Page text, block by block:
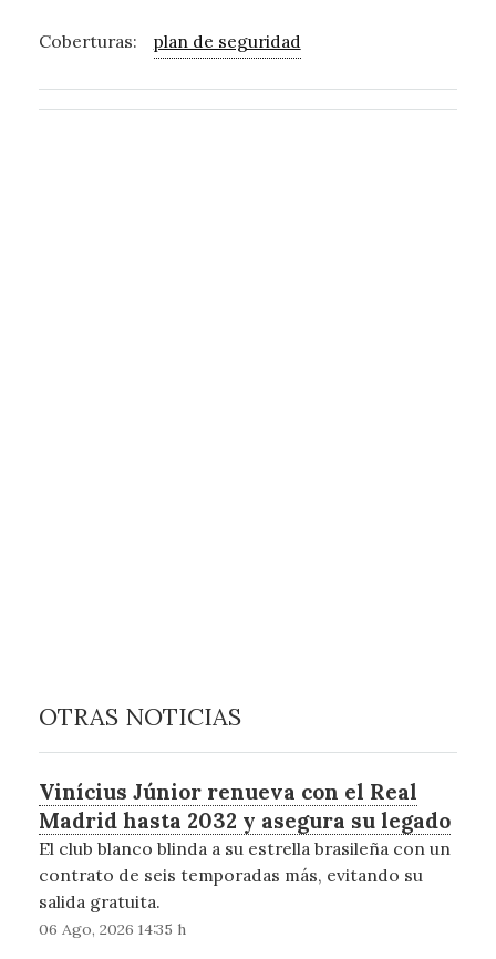
Coberturas: plan de seguridad
OTRAS NOTICIAS
Vinícius Júnior renueva con el Real
Madrid hasta 2032 y asegura su legado
El club blanco blinda a su estrella brasileña con un
contrato de seis temporadas más, evitando su
salida gratuita.
06 Ago, 2026 14:35 h